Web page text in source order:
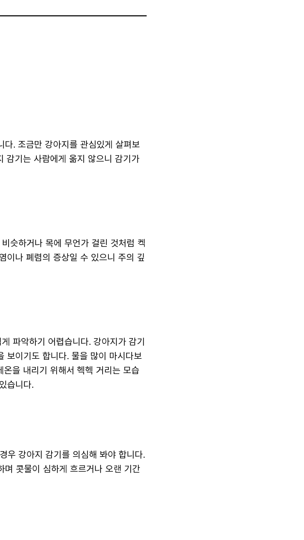
. 조금만 강아지를 관심있게 살펴보
감기는 사람에게 옮지 않으니 감기가
슷하거나 목에 무언가 걸린 것처럼 켁
이나 폐렴의 증상일 수 있으니 주의 깊
파악하기 어렵습니다. 강아지가 감기
보이기도 합니다. 물을 많이 마시다보
을 내리기 위해서 헥헥 거리는 모습
습니다.
우 강아지 감기를 의심해 봐야 합니다.
콧물이 심하게 흐르거나 오랜 기간